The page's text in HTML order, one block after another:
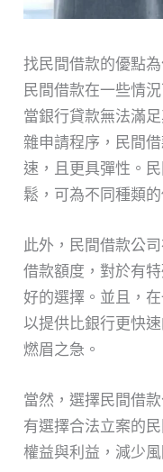
找民間借款的優點為
民間借款在一些情
當銀行貸款無法滿
雜申請程序，民間
速，且更具彈性。
鬆，可為不同種類
此外，民間借款公
借款額度，對於有
好的選擇。並且，
以提供比銀行更快
燃眉之急。
當然，選擇民間借
有選擇合法立案的
權益與利益，減少風